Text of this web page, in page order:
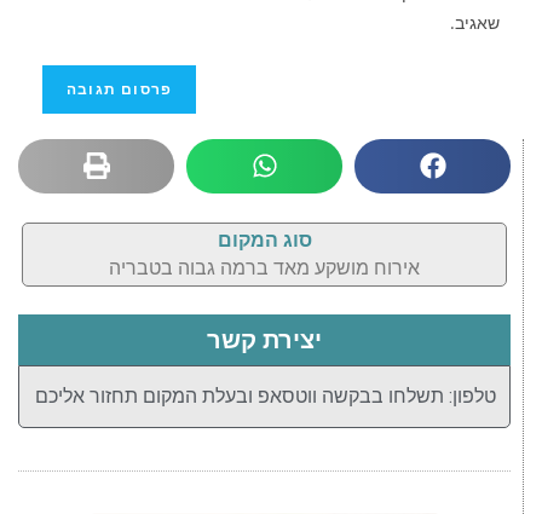
שאגיב.
סוג המקום
אירוח מושקע מאד ברמה גבוה בטבריה
יצירת קשר
טלפון: תשלחו בבקשה ווטסאפ ובעלת המקום תחזור אליכם